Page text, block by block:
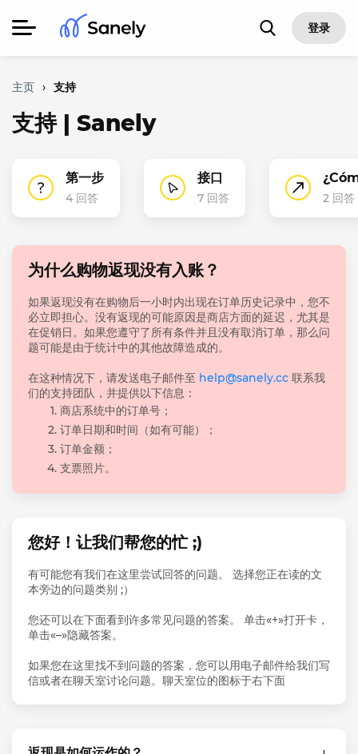
登录
主页 › 支持
支持 | Sanely
第一步
4 回答
接口
7 回答 2 回答
为什么购物返现没有入账？
如果返现没有在购物后一小时内出现在订单历史记录中，您不
必立即担心。没有返现的可能原因是商店方面的延迟，尤其是
在促销日。如果您遵守了所有条件并且没有取消订单，那么问
题可能是由于统计中的其他故障造成的。
在这种情况下，请发送电子邮件至 help@sanely.cc 联系我
们的支持团队，并提供以下信息：
商店系统中的订单号；
订单日期和时间（如有可能）；
订单金额；
支票照片。
您好！让我们帮您的忙 ;)
有可能您有我们在这里尝试回答的问题。 选择您正在读的文
本旁边的问题类别 ;）
您还可以在下面看到许多常见问题的答案。 单击«+»打开卡，
单击«–»隐藏答案。
如果您在这里找不到问题的答案，您可以用电子邮件给我们写
信或者在聊天室讨论问题。聊天室位的图标于右下面